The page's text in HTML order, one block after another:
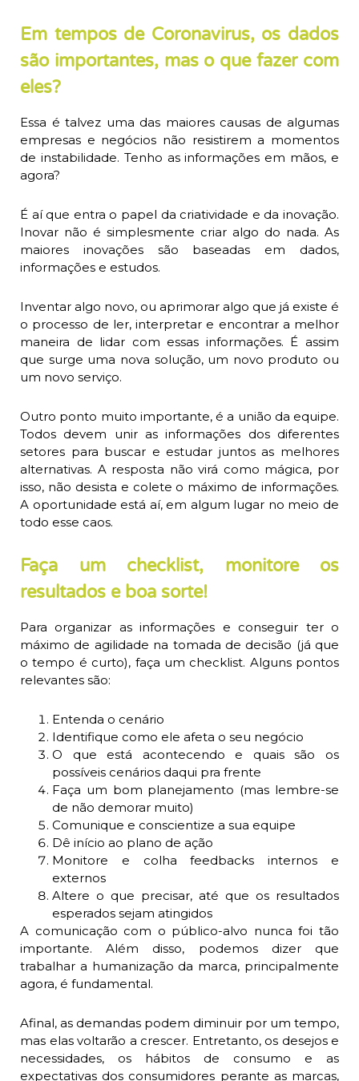
Em tempos de Coronavirus, os dados
são importantes, mas o que fazer com
eles?
Essa é talvez uma das maiores causas de algumas
empresas e negócios não resistirem a momentos
de instabilidade. Tenho as informações em mãos, e
agora?
É aí que entra o papel da criatividade e da inovação.
Inovar não é simplesmente criar algo do nada. As
maiores inovações são baseadas em dados,
informações e estudos.
Inventar algo novo, ou aprimorar algo que já existe é
o processo de ler, interpretar e encontrar a melhor
maneira de lidar com essas informações. É assim
que surge uma nova solução, um novo produto ou
um novo serviço.
Outro ponto muito importante, é a união da equipe.
Todos devem unir as informações dos diferentes
setores para buscar e estudar juntos as melhores
alternativas. A resposta não virá como mágica, por
isso, não desista e colete o máximo de informações.
A oportunidade está aí, em algum lugar no meio de
todo esse caos.
Faça um checklist, monitore os
resultados e boa sorte!
Para organizar as informações e conseguir ter o
máximo de agilidade na tomada de decisão (já que
o tempo é curto), faça um checklist. Alguns pontos
relevantes são:
Entenda o cenário
Identifique como ele afeta o seu negócio
O que está acontecendo e quais são os
possíveis cenários daqui pra frente
Faça um bom planejamento (mas lembre-se
de não demorar muito)
Comunique e conscientize a sua equipe
Dê início ao plano de ação
Monitore e colha feedbacks internos e
externos
Altere o que precisar, até que os resultados
esperados sejam atingidos
A comunicação com o público-alvo nunca foi tão
importante. Além disso, podemos dizer que
trabalhar a humanização da marca, principalmente
agora, é fundamental.
Afinal, as demandas podem diminuir por um tempo,
mas elas voltarão a crescer. Entretanto, os desejos e
necessidades, os hábitos de consumo e as
expectativas dos consumidores perante as marcas,